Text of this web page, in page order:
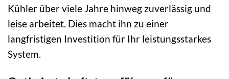
Kühler über viele Jahre hinweg zuverlässig und
leise arbeitet. Dies macht ihn zu einer
langfristigen Investition für Ihr leistungsstarkes
System.